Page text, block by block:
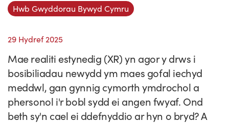
Ein blaenoriaethau
Pam Cymru?
Tystebau
Ymuno â'n tîm
Gwybodaeth y sector
Cyflwyno'r rhaglen
Partneriaethau
Cyfeiriadur Arloesedd
Hyfforddiant a Datblygiad
Cylchlythyrau sector
Adroddiadau ar Wybodaeth y Sector
Prosiectau Arloesi
Straeon Cleifion
Astudiaethau Achos Ysgrifenedig
Fideos Astudiaethau Achos
Cysylltwch
Ein ffurflen ymholiad
Ein cylchlythyr
Cyflwyno astudiaeth achos
Cyflwyno stori newyddion
Digwyddiadau
Newyddion
Blogiau
Hwb Gwyddorau Bywyd Cymru
29 Hydref 2025
Mae realiti estynedig (XR) yn agor y drws i
bosibiliadau newydd ym maes gofal iechyd
meddwl, gan gynnig cymorth ymdrochol a
phersonol i'r bobl sydd ei angen fwyaf. Ond
beth sy'n cael ei ddefnyddio ar hyn o bryd? A